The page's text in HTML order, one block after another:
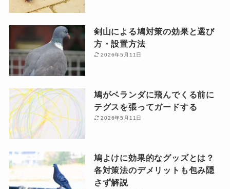
剣山による鳩対策の効果と選び
方・設置方法
2026年5月11日
鳩がベランダに飛んでくる前に
テグスを張ってガードする
2026年5月11日
鳩よけに効果的なグッズとは？
各対策法のデメリットも包み隠
さず解説